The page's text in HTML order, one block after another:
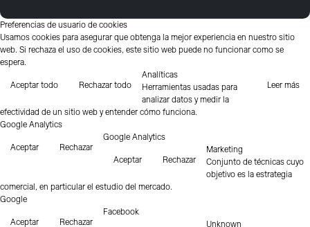
Preferencias de usuario de cookies
Usamos cookies para asegurar que obtenga la mejor experiencia en nuestro sitio
web. Si rechaza el uso de cookies, este sitio web puede no funcionar como se
espera.
Aceptar todo Rechazar todo Leer más
Analíticas
Herramientas usadas para
analizar datos y medir la
efectividad de un sitio web y entender cómo funciona.
Google Analytics
Aceptar Rechazar
Google Analytics
Aceptar Rechazar
Marketing
Conjunto de técnicas cuyo
objetivo es la estrategia
comercial, en particular el estudio del mercado.
Google
Aceptar Rechazar
Facebook
Unknown